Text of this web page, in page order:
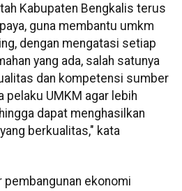
Kabupaten Bengkalis terus
guna membantu umkm
dengan mengatasi setiap
yang ada, salah satunya
dan kompetensi sumber
pelaku UMKM agar lebih
dapat menghasilkan
berkualitas," kata
pembangunan ekonomi